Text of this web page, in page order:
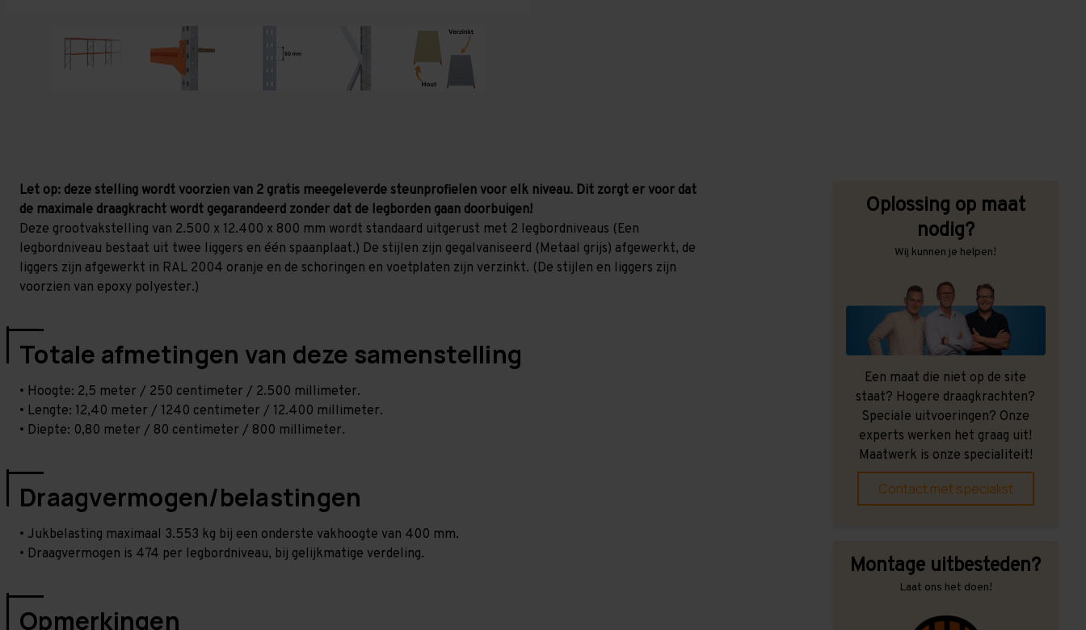
Let op: deze stelling wordt voorzien van 2 gratis meegeleverde steunprofielen voor elk niveau. Dit zorgt er voor dat
de maximale draagkracht wordt gegarandeerd zonder dat de legborden gaan doorbuigen!
Deze grootvakstelling van 2.500 x 12.400 x 800 mm wordt standaard uitgerust met 2 legbordniveaus (Een
legbordniveau bestaat uit twee liggers en één spaanplaat.) De stijlen zijn gegalvaniseerd (Metaal grijs) afgewerkt, de
liggers zijn afgewerkt in RAL 2004 oranje en de schoringen en voetplaten zijn verzinkt. (De stijlen en liggers zijn
voorzien van epoxy polyester.)
Totale afmetingen van deze samenstelling
• Hoogte: 2,5 meter / 250 centimeter / 2.500 millimeter.
• Lengte: 12,40 meter / 1240 centimeter / 12.400 millimeter.
• Diepte: 0,80 meter / 80 centimeter / 800 millimeter.
Draagvermogen/belastingen
• Jukbelasting maximaal 3.553 kg bij een onderste vakhoogte van 400 mm.
• Draagvermogen is 474 per legbordniveau, bij gelijkmatige verdeling.
Opmerkingen
Oplossing op maat
nodig?
Wij kunnen je helpen!
Een maat die niet op de site
staat? Hogere draagkrachten?
Speciale uitvoeringen? Onze
experts werken het graag uit!
Maatwerk is onze specialiteit!
Contact met specialist
Montage uitbesteden?
Laat ons het doen!